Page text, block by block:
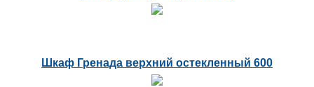
Шкаф Гренада верхний остекленный 600